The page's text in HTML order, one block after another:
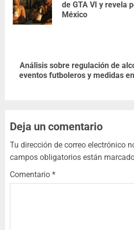
de GTA VI y revela
México
Análisis sobre regulación de
eventos futboleros y medidas
Deja un comentario
Tu dirección de correo electrónico
campos obligatorios están
Comentario *